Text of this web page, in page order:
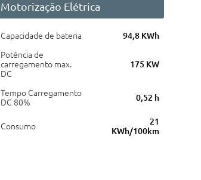
Motorização Elétrica
Capacidade de bateria
94,8 KWh
Potência de
carregamento max.
DC
175 KW
Tempo Carregamento
DC 80%
0,52 h
Consumo
21
KWh/100km